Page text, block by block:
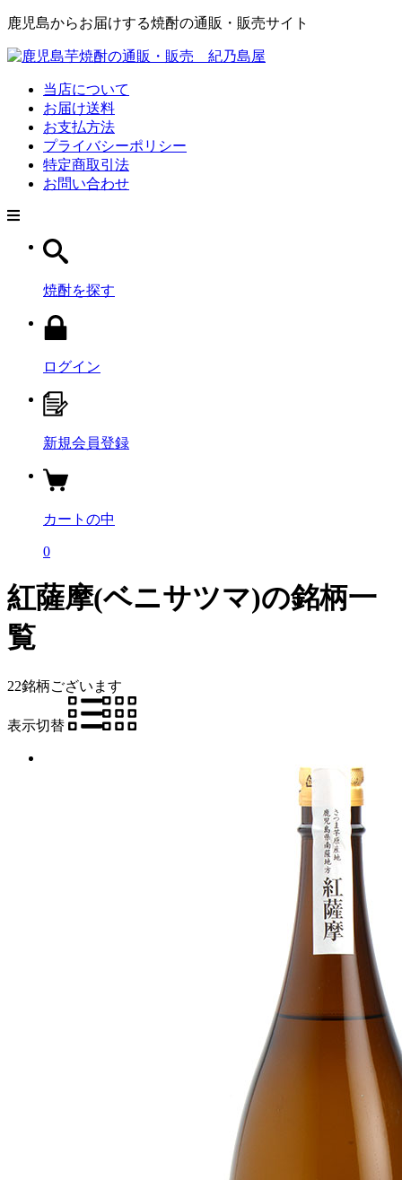
鹿児島からお届けする焼酎の通販・販売サイト
当店について
お届け送料
お支払方法
プライバシーポリシー
特定商取引法
お問い合わせ
焼酎を探す
ログイン
新規会員登録
カートの中
0
紅薩摩(ベニサツマ)の銘柄一
覧
22銘柄ございます
表示切替